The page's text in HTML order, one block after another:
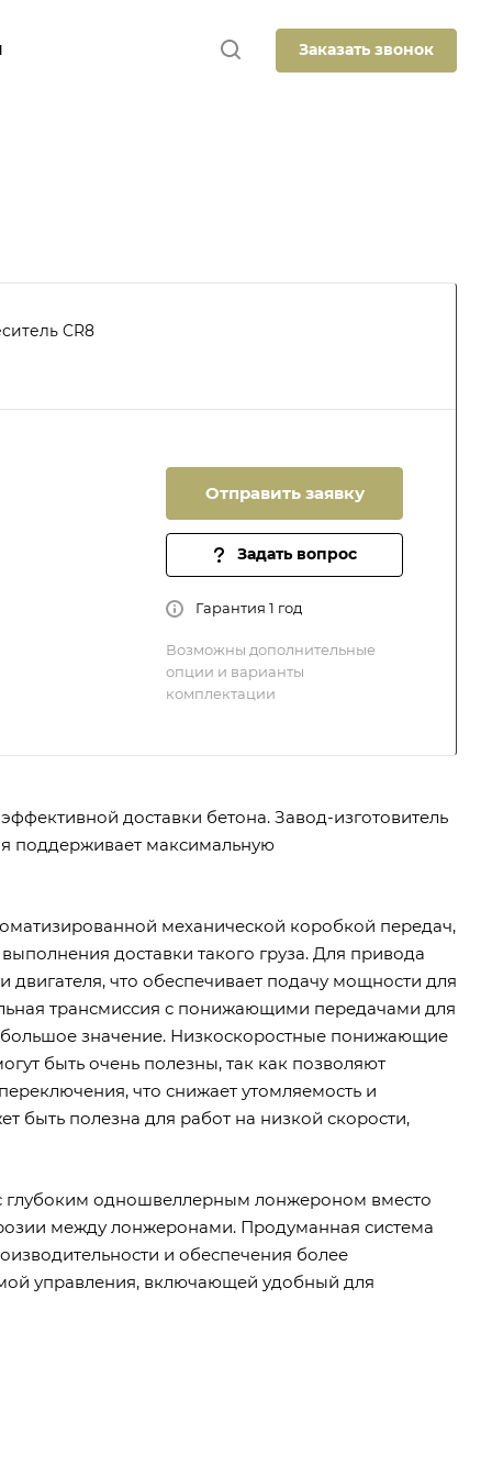
Заказать звонок
CR8
Отправить заявку
Задать вопрос
Гарантия 1 год
Возможны дополнительные
опции и варианты
комплектации
доставки бетона. Завод-изготовитель
поддерживает максимальную
механической коробкой передач,
доставки такого груза. Для привода
что обеспечивает подачу мощности для
трансмиссия с понижающими передачами для
большое значение. Низкоскоростные понижающие
быть очень полезны, так как позволяют
что снижает утомляемость и
быть полезна для работ на низкой скорости,
глубоким одношвеллерным лонжероном вместо
между лонжеронами. Продуманная система
и обеспечения более
управления, включающей удобный для